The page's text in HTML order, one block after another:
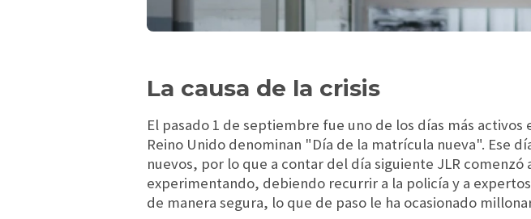
La causa de la crisis
El pasado 1 de septiembre fue uno de los días más
Reino Unido denominan "Día de la matrícula nueva". Ese
nuevos, por lo que a contar del día siguiente JLR
experimentando, debiendo recurrir a la policía y a
de manera segura, lo que de paso le ha ocasionado